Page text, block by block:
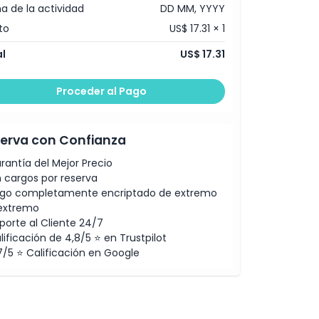
de la actividad
DD MM, YYYY
US$ 17.31 × 1
US$ 17.31
Proceder al Pago
con Confianza
del Mejor Precio
cargos por reserva
completamente encriptado de extremo
al Cliente 24/7
de 4,8/5 ⭐ en Trustpilot
5 ⭐ Calificación en Google